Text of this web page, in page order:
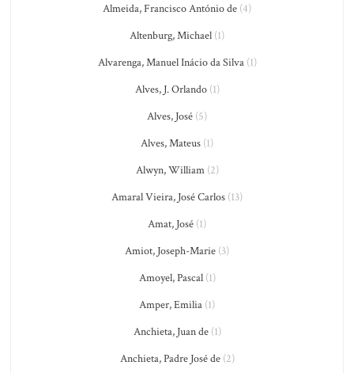
Almeida, Francisco António de (4)
Altenburg, Michael (1)
Alvarenga, Manuel Inácio da Silva(1)
Alves, J. Orlando(1)
Alves, José (5)
Alves, Mateus (1)
Alwyn, William(2)
Amaral Vieira, José Carlos (13)
Amat, José (1)
Amiot, Joseph-Marie (3)
Amoyel, Pascal(1)
Amper, Emilia (1)
Anchieta, Juan de(1)
Anchieta, Padre José de(2)